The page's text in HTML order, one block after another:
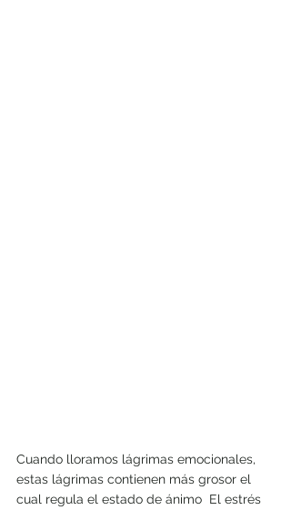
Cuando lloramos lágrimas emocionales,
estas lágrimas contienen más grosor el
cual regula el estado de ánimo  El estrés